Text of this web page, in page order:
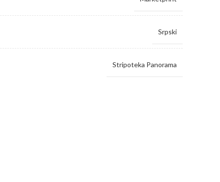
Srpski
Stripoteka Panorama